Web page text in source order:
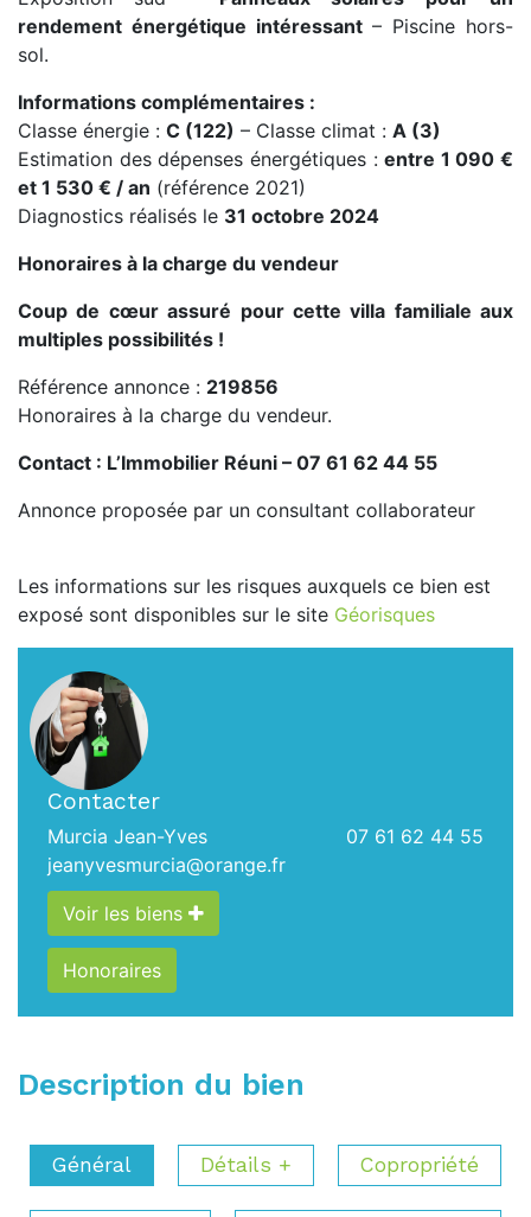
rendement énergétique intéressant– Piscine hors-
sol.
Informations complémentaires :
Classe énergie : C (122) – Classe climat : A (3)
Estimation des dépenses énergétiques :entre 1 090 €
et 1 530 € / an (référence 2021)
Diagnostics réalisés le 31 octobre 2024
Honoraires à la charge du vendeur
Coup de cœur assuré pour cette villa familiale aux
multiples possibilités !
Référence annonce : 219856
Honoraires à la charge du vendeur.
Contact : L’Immobilier Réuni – 07 61 62 44 55
Annonce proposée par un consultant collaborateur
Les informations sur les risques auxquels ce bien est
exposé sont disponibles sur le site Géorisques
Contacter
Murcia Jean-Yves
07 61 62 44 55
jeanyvesmurcia@orange.fr
Voir les biens
Honoraires
Description du bien
Général Détails + Copropriété